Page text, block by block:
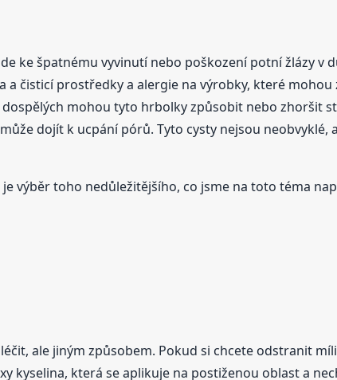
ke špatnému vyvinutí nebo poškození potní žlázy v
čisticí prostředky a alergie na výrobky, které
mohou tyto hrbolky způsobit nebo zhoršit
dojít k ucpání pórů. Tyto cysty nejsou neobvyklé,
je výběr toho nedůležitějšího, co jsme na toto téma
ale jiným způsobem. Pokud si chcete odstranit
kyselina, která se aplikuje na postiženou oblast a